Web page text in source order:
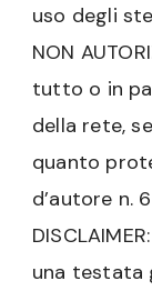
uso degli
NON
tutto o in
della rete,
quanto
d’autore n.
una testata